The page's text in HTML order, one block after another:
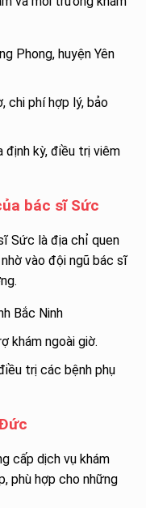
Phong, huyện Yên
chi phí hợp lý, bảo
định kỳ, điều trị viêm
bác sĩ Sức
Sức là địa chỉ quen
vào đội ngũ bác sĩ
Bắc Ninh
khám ngoài giờ.
trị các bệnh phụ
cấp dịch vụ khám
phù hợp cho những